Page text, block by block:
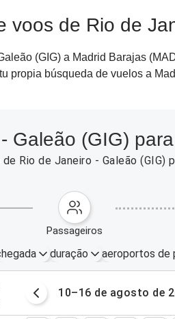
voos de Rio de
(GIG) a Madrid Barajas
propia búsqueda de vuelos a
(GIG)
Rio de Janeiro - Galeão
passageiros
duração aeroportos de
10–16 de agosto de